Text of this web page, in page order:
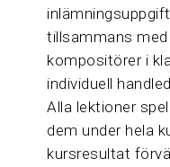
tillsammans
kompositörer i
individuell
Alla lektioner
dem under hela
kursresultat